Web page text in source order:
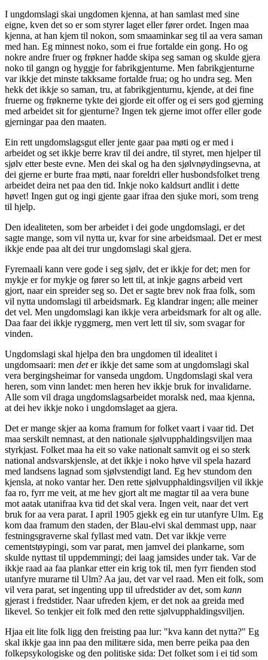
I ungdomslagi skai ungdomen kjenna, at han samlast med sine
eigne, kven det so er som styrer laget eller fører ordet. Ingen maa
kjenna, at han kjem til nokon, som smaaminkar seg til aa vera saman
med han. Eg minnest noko, som ei frue fortalde ein gong. Ho og
nokre andre fruer og frøkner hadde skipa seg saman og skulde gjera
noko til gangn og hyggje for fabrikgjenturne. Men fabrikgjenturne
var ikkje det minste takksame fortalde frua; og ho undra seg. Men
hekk det ikkje so saman, tru, at fabrikgjenturnu, kjende, at dei fine
fruerne og frøknerne tykte dei gjorde eit offer og ei sers god gjerning
med arbeidet sit for gjenturne? Ingen tek gjerne imot offer eller gode
gjerningar paa den maaten.
Ein rett ungdomslagsgut eller jente gaar paa møti og er med i
arbeidet og set ikkje berre krav til dei andre, til styret, men hjelper til
sjølv etter beste evne. Men dei skal og ha den sjølvnøydingsevna, at
dei gjerne er burte fraa møti, naar foreldri eller husbondsfolket treng
arbeidet deira net paa den tid. Inkje noko kaldsurt andlit i dette
høvet! Ingen gut og ingi gjente gaar ifraa den sjuke mori, som treng
til hjelp.
Den idealiteten, som ber arbeidet i dei gode ungdomslagi, er det
sagte mange, som vil nytta ur, kvar for sine arbeidsmaal. Det er mest
ikkje ende paa alt dei trur ungdomslagi skal gjera.
Fyremaali kann vere gode i seg sjølv, det er ikkje for det; men for
mykje er for mykje og fører so lett til, at inkje gagns arbeid vert
gjort, naar ein spreider seg so. Det er sagte brev nok fraa folk, som
vil nytta undomslagi til arbeidsmark. Eg klandrar ingen; alle meiner
det vel. Men ungdomslagi kan ikkje vera arbeidsmark for alt og alle.
Daa faar dei ikkje ryggmerg, men vert lett til siv, som svagar for
vinden.
Ungdomslagi skal hjelpa den bra ungdomen til idealitet i
ungdomsaari: men deter ikkje det same som at ungdomslagi skal
vera bergingsheimar for vanseda ungdom. Ungdomslagi skal vera
heren, som vinn landet: men heren hev ikkje bruk for invalidarne.
Alle som vil draga ungdomslagsarbeidet moralsk ned, maa kjenna,
at dei hev ikkje noko i ungdomslaget aa gjera.
Det er mange skjer aa koma framum for folket vaart i vaar tid. Det
maa serskilt nemnast, at den nationale sjølvupphaldingsviljen maa
styrkjast. Folket maa ha eit so vake nationalt samvit og ei so sterk
national andsvarskjensle, at det ikkje i noko høve vil spela hazard
med landsens lagnad som sjølvstendigt land. Eg hev stundom den
kjensla, at noko vantar her. Den rette sjølvupphaldingsviljen vil ikkje
faa ro, fyrr me veit, at me hev gjort alt me magtar til aa vera bune
mot aatak utanifraa kva tid det skal vera. Ingen veit, naar det vert
bruk for aa vera parat. I april 1905 gjekk eg ein tur utanfyre Ulm. Eg
kom daa framum den staden, der Blau-elvi skal demmast upp, naar
festningsgraverne skal fyllast med vatn. Det var ikkje verre
cementstøypingi, som var parat, men jamvel dei plankarne, som
skulde nyttast til uppdemmingi; dei laag jamsides under tak. Var de
ikkje raad aa faa plankar etter ein krig tok til, men fyrr fienden stod
utanfyre murarne til Ulm? Aa jau, det var vel raad. Men eit folk, som
vil vera parat, set ingenting upp til ufredstider av det, som kann
gjerast i fredstider. Naar ufreden kjem, er det nok aa greida med
likevel. So tenkjer eit folk med den rette sjølvupphaldingsviljen.
Hjaa eit lite folk ligg den freisting paa lur: "kva kann det nytta?" Eg
skal ikkje gaa inn paa den militære sida, men berre peika paa den
folkepsykologiske og den politiske sida: Det folket som i ei tid som